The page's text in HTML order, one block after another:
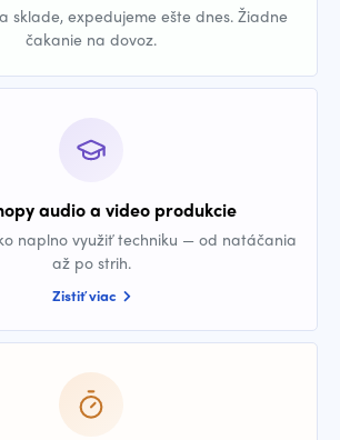
sklade, expedujeme ešte dnes. Žiadne
čakanie na dovoz.
audio a video produkcie
naplno využiť techniku — od natáčania
až po strih.
Zistiť viac